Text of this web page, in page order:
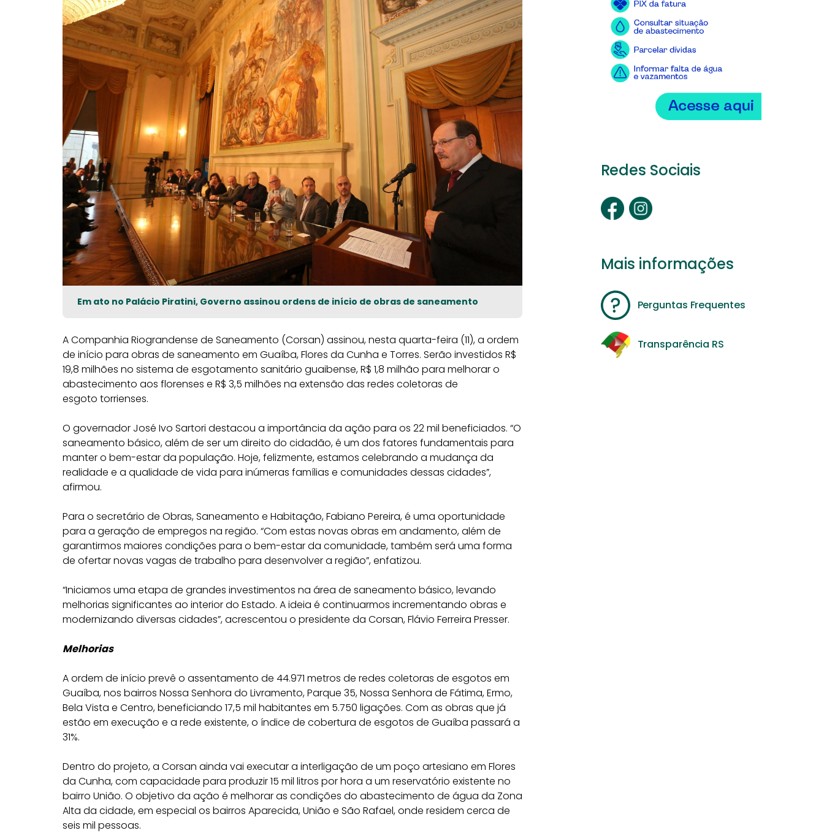
Em ato no Palácio Piratini, Governo assinou ordens de início de obras de saneamento
A Companhia Riograndense de Saneamento (Corsan) assinou, nesta quarta-feira (11), a ordem
de início para obras de saneamento em Guaíba, Flores da Cunha e Torres. Serão investidos R$
19,8 milhões no sistema de esgotamento sanitário guaibense, R$ 1,8 milhão para melhorar o
abastecimento aos florenses e R$ 3,5 milhões na extensão das redes coletoras de
esgoto torrienses.
O governador José Ivo Sartori destacou a importância da ação para os 22 mil beneficiados. “O
saneamento básico, além de ser um direito do cidadão, é um dos fatores fundamentais para
manter o bem-estar da população. Hoje, felizmente, estamos celebrando a mudança da
realidade e a qualidade de vida para inúmeras famílias e comunidades dessas cidades”,
afirmou.
Para o secretário de Obras, Saneamento e Habitação, Fabiano Pereira, é uma oportunidade
para a geração de empregos na região. “Com estas novas obras em andamento, além de
garantirmos maiores condições para o bem-estar da comunidade, também será uma forma
de ofertar novas vagas de trabalho para desenvolver a região”, enfatizou.
“Iniciamos uma etapa de grandes investimentos na área de saneamento básico, levando
melhorias significantes ao interior do Estado. A ideia é continuarmos incrementando obras e
modernizando diversas cidades”, acrescentou o presidente da Corsan, Flávio Ferreira Presser.
Melhorias
A ordem de início prevê o assentamento de 44.971 metros de redes coletoras de esgotos em
Guaíba, nos bairros Nossa Senhora do Livramento, Parque 35, Nossa Senhora de Fátima, Ermo,
Bela Vista e Centro, beneficiando 17,5 mil habitantes em 5.750 ligações. Com as obras que já
estão em execução e a rede existente, o índice de cobertura de esgotos de Guaíba passará a
31%.
Dentro do projeto, a Corsan ainda vai executar a interligação de um poço artesiano em Flores
da Cunha, com capacidade para produzir 15 mil litros por hora a um reservatório existente no
bairro União. O objetivo da ação é melhorar as condições do abastecimento de água da Zona
Alta da cidade, em especial os bairros Aparecida, União e São Rafael, onde residem cerca de
seis mil pessoas.
Redes Sociais
Mais informações
Perguntas Frequentes
Transparência RS